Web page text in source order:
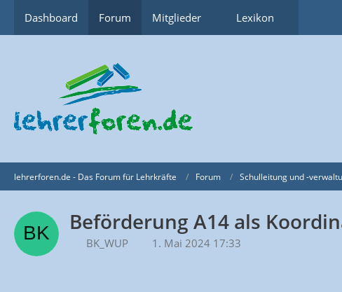
Dashboard Forum Mitglieder Lexikon
lehrerforen.de - Das Forum für Lehrkräfte Forum Schulleitung und -
Beförderung A14 als
BK_WUP 1. Mai 2024 17:33